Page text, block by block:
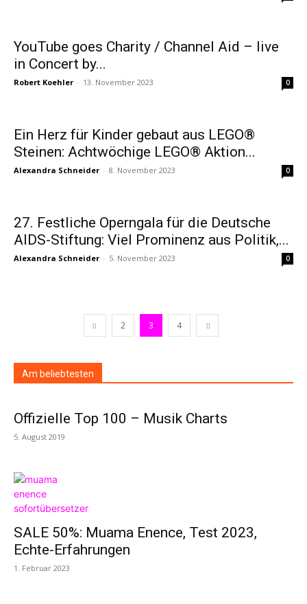
YouTube goes Charity / Channel Aid – live
in Concert by...
Robert Koehler - 13. November 2023 0
Ein Herz für Kinder gebaut aus LEGO®
Steinen: Achtwöchige LEGO® Aktion...
Alexandra Schneider - 8. November 2023 0
27. Festliche Operngala für die Deutsche
AIDS-Stiftung: Viel Prominenz aus Politik,...
Alexandra Schneider - 5. November 2023 0
2 3 4
Am beliebtesten
Offizielle Top 100 – Musik Charts
5. August 2019
SALE 50%: Muama Enence, Test 2023,
Echte-Erfahrungen
1. Februar 2023